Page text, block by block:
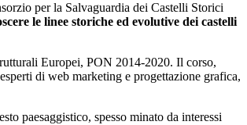
per la Salvaguardia dei Castelli Storici
le linee storiche ed evolutive dei castelli
Europei, PON 2014-2020. Il corso,
di web marketing e progettazione grafica,
paesaggistico, spesso minato da interessi